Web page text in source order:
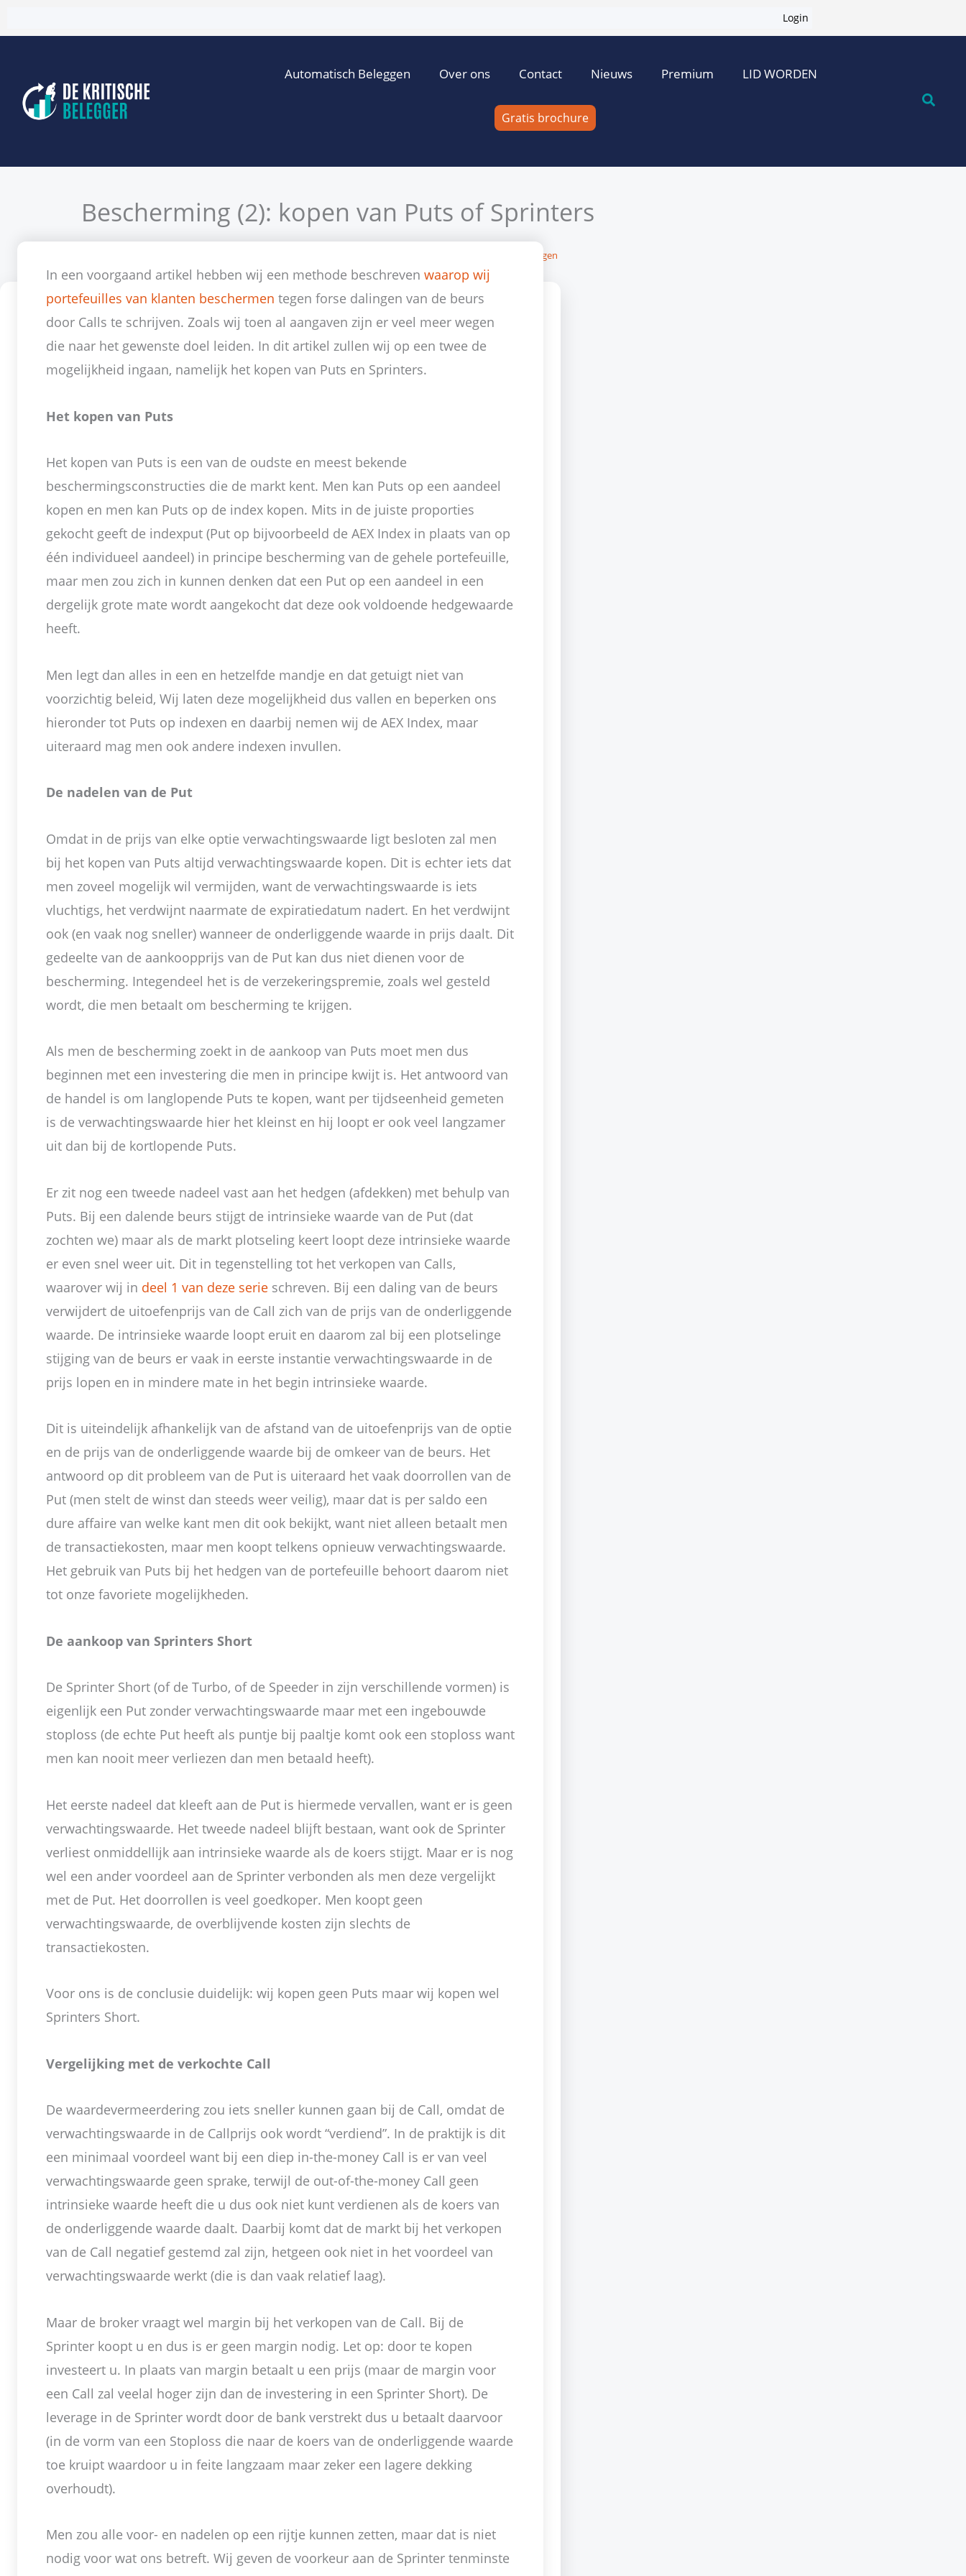
naar
inhoud
Login
Automatisch Beleggen Over ons Contact Nieuws Premium LID WORDEN
Gratis brochure
Bescherming (2): kopen van Puts of Sprinters
Beleggen
In een voorgaand artikel hebben wij een methode beschreven waarop wij
portefeuilles van klanten beschermen tegen forse dalingen van de beurs
door Calls te schrijven. Zoals wij toen al aangaven zijn er veel meer wegen
die naar het gewenste doel leiden. In dit artikel zullen wij op een twee de
mogelijkheid ingaan, namelijk het kopen van Puts en Sprinters.
Het kopen van Puts
Het kopen van Puts is een van de oudste en meest bekende
beschermingsconstructies die de markt kent. Men kan Puts op een aandeel
kopen en men kan Puts op de index kopen. Mits in de juiste proporties
gekocht geeft de indexput (Put op bijvoorbeeld de AEX Index in plaats van op
één individueel aandeel) in principe bescherming van de gehele portefeuille,
maar men zou zich in kunnen denken dat een Put op een aandeel in een
dergelijk grote mate wordt aangekocht dat deze ook voldoende hedgewaarde
heeft.
Men legt dan alles in een en hetzelfde mandje en dat getuigt niet van
voorzichtig beleid, Wij laten deze mogelijkheid dus vallen en beperken ons
hieronder tot Puts op indexen en daarbij nemen wij de AEX Index, maar
uiteraard mag men ook andere indexen invullen.
De nadelen van de Put
Omdat in de prijs van elke optie verwachtingswaarde ligt besloten zal men
bij het kopen van Puts altijd verwachtingswaarde kopen. Dit is echter iets dat
men zoveel mogelijk wil vermijden, want de verwachtingswaarde is iets
vluchtigs, het verdwijnt naarmate de expiratiedatum nadert. En het verdwijnt
ook (en vaak nog sneller) wanneer de onderliggende waarde in prijs daalt. Dit
gedeelte van de aankoopprijs van de Put kan dus niet dienen voor de
bescherming. Integendeel het is de verzekeringspremie, zoals wel gesteld
wordt, die men betaalt om bescherming te krijgen.
Als men de bescherming zoekt in de aankoop van Puts moet men dus
beginnen met een investering die men in principe kwijt is. Het antwoord van
de handel is om langlopende Puts te kopen, want per tijdseenheid gemeten
is de verwachtingswaarde hier het kleinst en hij loopt er ook veel langzamer
uit dan bij de kortlopende Puts.
Er zit nog een tweede nadeel vast aan het hedgen (afdekken) met behulp van
Puts. Bij een dalende beurs stijgt de intrinsieke waarde van de Put (dat
zochten we) maar als de markt plotseling keert loopt deze intrinsieke waarde
er even snel weer uit. Dit in tegenstelling tot het verkopen van Calls,
waarover wij in deel 1 van deze serie schreven. Bij een daling van de beurs
verwijdert de uitoefenprijs van de Call zich van de prijs van de onderliggende
waarde. De intrinsieke waarde loopt eruit en daarom zal bij een plotselinge
stijging van de beurs er vaak in eerste instantie verwachtingswaarde in de
prijs lopen en in mindere mate in het begin intrinsieke waarde.
Dit is uiteindelijk afhankelijk van de afstand van de uitoefenprijs van de optie
en de prijs van de onderliggende waarde bij de omkeer van de beurs. Het
antwoord op dit probleem van de Put is uiteraard het vaak doorrollen van de
Put (men stelt de winst dan steeds weer veilig), maar dat is per saldo een
dure affaire van welke kant men dit ook bekijkt, want niet alleen betaalt men
de transactiekosten, maar men koopt telkens opnieuw verwachtingswaarde.
Het gebruik van Puts bij het hedgen van de portefeuille behoort daarom niet
tot onze favoriete mogelijkheden.
De aankoop van Sprinters Short
De Sprinter Short (of de Turbo, of de Speeder in zijn verschillende vormen) is
eigenlijk een Put zonder verwachtingswaarde maar met een ingebouwde
stoploss (de echte Put heeft als puntje bij paaltje komt ook een stoploss want
men kan nooit meer verliezen dan men betaald heeft).
Het eerste nadeel dat kleeft aan de Put is hiermede vervallen, want er is geen
verwachtingswaarde. Het tweede nadeel blijft bestaan, want ook de Sprinter
verliest onmiddellijk aan intrinsieke waarde als de koers stijgt. Maar er is nog
wel een ander voordeel aan de Sprinter verbonden als men deze vergelijkt
met de Put. Het doorrollen is veel goedkoper. Men koopt geen
verwachtingswaarde, de overblijvende kosten zijn slechts de
transactiekosten.
Voor ons is de conclusie duidelijk: wij kopen geen Puts maar wij kopen wel
Sprinters Short.
Vergelijking met de verkochte Call
De waardevermeerdering zou iets sneller kunnen gaan bij de Call, omdat de
verwachtingswaarde in de Callprijs ook wordt “verdiend”. In de praktijk is dit
een minimaal voordeel want bij een diep in-the-money Call is er van veel
verwachtingswaarde geen sprake, terwijl de out-of-the-money Call geen
intrinsieke waarde heeft die u dus ook niet kunt verdienen als de koers van
de onderliggende waarde daalt. Daarbij komt dat de markt bij het verkopen
van de Call negatief gestemd zal zijn, hetgeen ook niet in het voordeel van
verwachtingswaarde werkt (die is dan vaak relatief laag).
Maar de broker vraagt wel margin bij het verkopen van de Call. Bij de
Sprinter koopt u en dus is er geen margin nodig. Let op: door te kopen
investeert u. In plaats van margin betaalt u een prijs (maar de margin voor
een Call zal veelal hoger zijn dan de investering in een Sprinter Short). De
leverage in de Sprinter wordt door de bank verstrekt dus u betaalt daarvoor
(in de vorm van een Stoploss die naar de koers van de onderliggende waarde
toe kruipt waardoor u in feite langzaam maar zeker een lagere dekking
overhoudt).
Men zou alle voor- en nadelen op een rijtje kunnen zetten, maar dat is niet
nodig voor wat ons betreft. Wij geven de voorkeur aan de Sprinter tenminste